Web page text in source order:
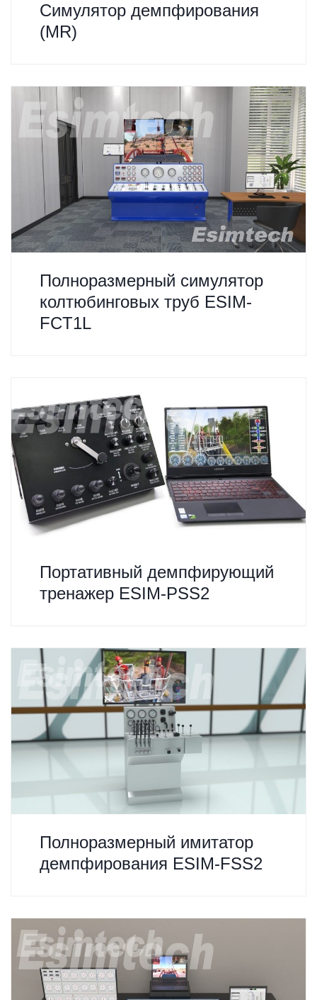
Симулятор демпфирования
(MR)
Полноразмерный симулятор
колтюбинговых труб ESIM-
FCT1L
Портативный демпфирующий
тренажер ESIM-PSS2
Полноразмерный имитатор
демпфирования ESIM-FSS2